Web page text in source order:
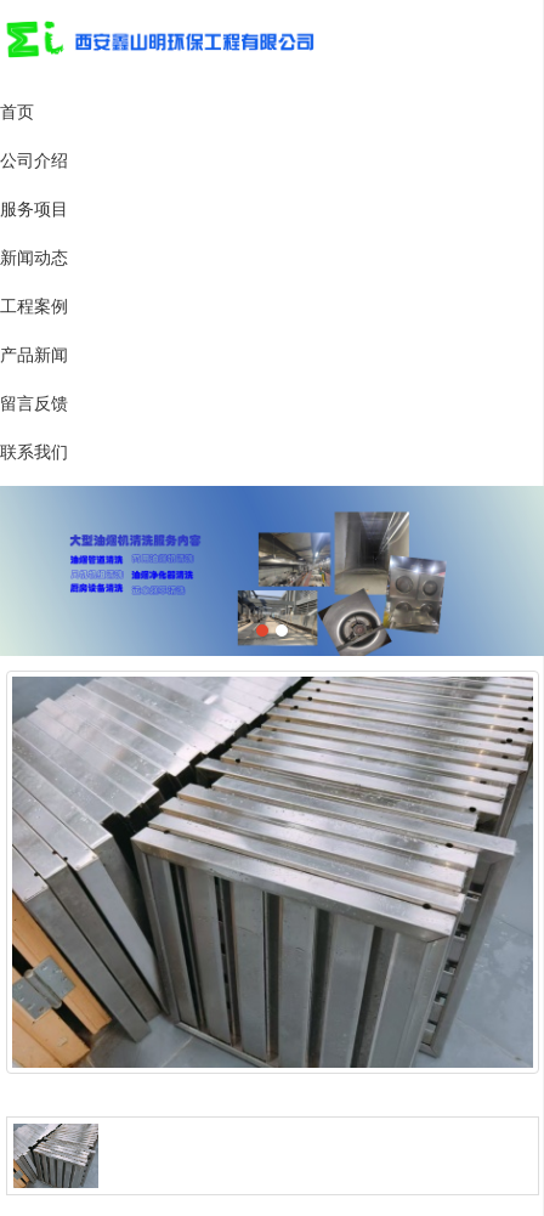
首页
公司介绍
服务项目
新闻动态
工程案例
产品新闻
留言反馈
联系我们